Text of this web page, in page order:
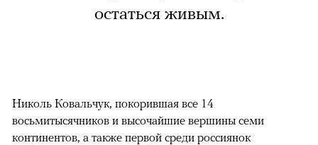
остаться живым.
Николь Ковальчук, покорившая все 14
восьмитысячников и высочайшие вершины семи
континентов, а также первой среди россиянок